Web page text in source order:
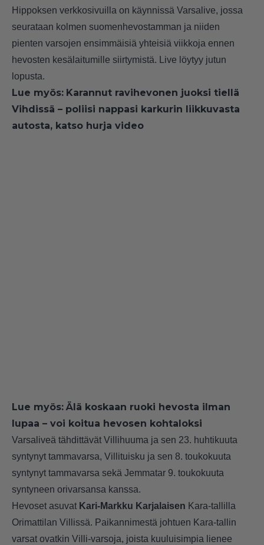
Hippoksen verkkosivuilla on käynnissä Varsalive, jossa
seurataan kolmen suomenhevostamman ja niiden
pienten varsojen ensimmäisiä yhteisiä viikkoja ennen
hevosten kesälaitumille siirtymistä. Live löytyy jutun
lopusta.
Lue myös: Karannut ravihevonen juoksi tiellä
Vihdissä – poliisi nappasi karkurin liikkuvasta
autosta, katso hurja video
Lue myös: Älä koskaan ruoki hevosta ilman
lupaa – voi koitua hevosen kohtaloksi
Varsaliveä tähdittävät Villihuuma ja sen 23. huhtikuuta
syntynyt tammavarsa, Villituisku ja sen 8. toukokuuta
syntynyt tammavarsa sekä Jemmatar 9. toukokuuta
syntyneen orivarsansa kanssa.
Hevoset asuvat Kari-Markku Karjalaisen Kara-tallilla
Orimattilan Villissä. Paikannimestä johtuen Kara-tallin
varsat ovatkin Villi-varsoja, joista kuuluisimpia lienee